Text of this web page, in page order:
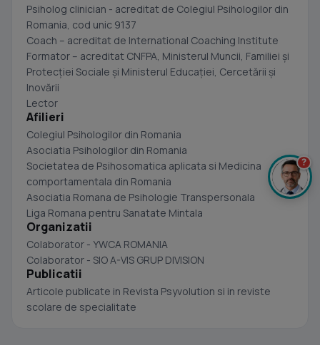
Psiholog clinician - acreditat de Colegiul Psihologilor din
Romania, cod unic 9137
Coach – acreditat de International Coaching Institute
Formator – acreditat CNFPA, Ministerul Muncii, Familiei şi
Protecţiei Sociale şi Ministerul Educaţiei, Cercetării şi
Inovării
Lector
Afilieri
Colegiul Psihologilor din Romania
Asociatia Psihologilor din Romania
Societatea de Psihosomatica aplicata si Medicina
comportamentala din Romania
Asociatia Romana de Psihologie Transpersonala
Liga Romana pentru Sanatate Mintala
Organizatii
Colaborator - YWCA ROMANIA
Colaborator - SIO A-VIS GRUP DIVISION
Publicatii
Articole publicate in Revista Psyvolution si in reviste
scolare de specialitate
?